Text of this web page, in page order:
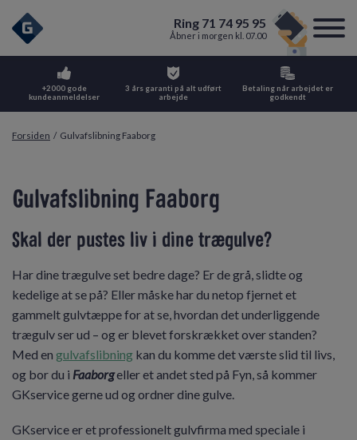
Ring 71 74 95 95
Åbner i morgen kl. 07.00
+2000 gode
kundeanmeldelser
3 års garanti på alt udført
arbejde
Betaling når arbejdet er
godkendt
Forsiden / Gulvafslibning Faaborg
Gulvafslibning Faaborg
Skal der pustes liv i dine trægulve?
Har dine trægulve set bedre dage? Er de grå, slidte og
kedelige at se på? Eller måske har du netop fjernet et
gammelt gulvtæppe for at se, hvordan det underliggende
trægulv ser ud – og er blevet forskrækket over standen?
Med en gulvafslibning kan du komme det værste slid til livs,
og bor du i Faaborgeller et andet sted på Fyn, så kommer
GKservice gerne ud og ordner dine gulve.
GKservice er et professionelt gulvfirma med speciale i